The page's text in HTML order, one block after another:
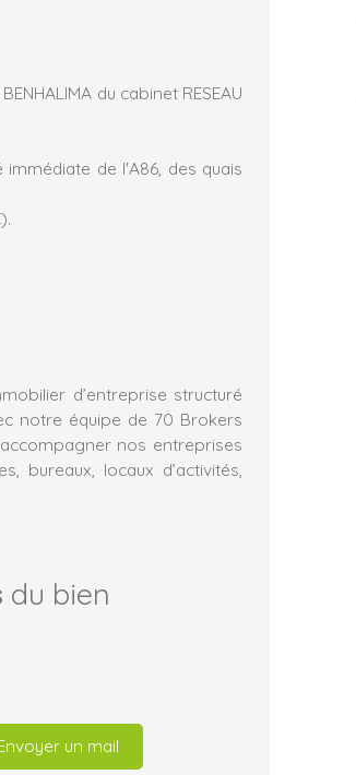
du cabinet RESEAU
de l'A86, des quais
d’entreprise structuré
notre équipe de 70 Brokers
nos entreprises
bureaux, locaux d’activités,
du bien
un mail